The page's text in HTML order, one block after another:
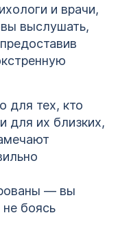
и врачи,
выслушать,
для тех, кто
для их близких,
— вы
боясь